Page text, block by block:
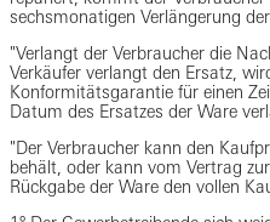
sechsmonatigen Verlängerung
"Verlangt der Verbraucher die
Verkäufer verlangt den Ersatz,
Konformitätsgarantie für einen
Datum des Ersatzes der Ware
"Der Verbraucher kann den
behält, oder kann vom Vertrag
Rückgabe der Ware den vollen